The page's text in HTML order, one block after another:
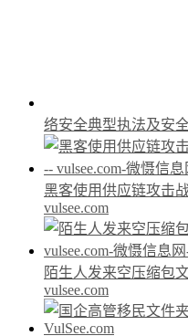
络安全典型执法及安
黑客使用供应链攻击
vulsee.com
陌生人发来空压缩包
vulsee.com